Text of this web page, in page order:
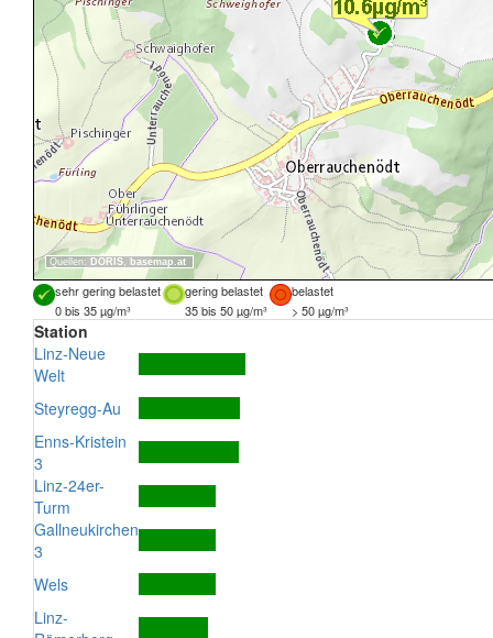
Quellen: DORIS, basemap.at
sehr gering belastet gering belastet
belastet
0 bis 35 µg/m³
35 bis 50 µg/m³ > 50 µg/m³
Station
Linz-Neue
Welt
Steyregg-Au
Enns-Kristein
3
Linz-24er-
Turm
Gallneukirchen
3
Wels
Linz-